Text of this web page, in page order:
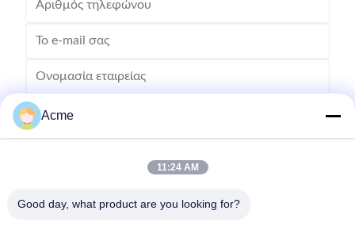
Στείλετε
Acme
11:24 AM
Good day, what product are you looking for?